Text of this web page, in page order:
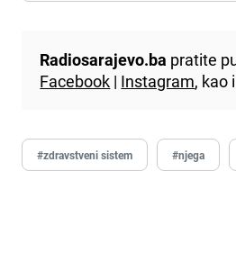
Radiosarajevo.ba pratite
Facebook | Instagram, kao
#zdravstveni sistem #njega